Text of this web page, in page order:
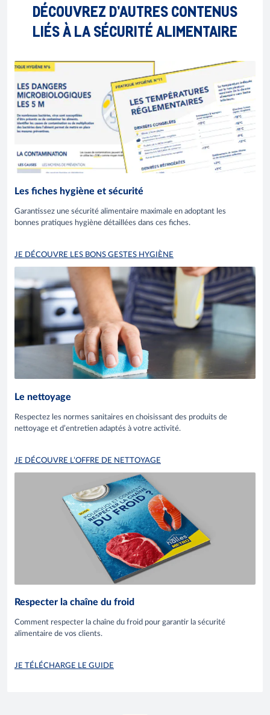
DÉCOUVREZ D’AUTRES CONTENUS
LIÉS À LA SÉCURITÉ ALIMENTAIRE
Les fiches hygiène et sécurité
Garantissez une sécurité alimentaire maximale en adoptant les
bonnes pratiques hygiène détaillées dans ces fiches.
JE DÉCOUVRE LES BONS GESTES HYGIÈNE
Le nettoyage
Respectez les normes sanitaires en choisissant des produits de
nettoyage et d’entretien adaptés à votre activité.
JE DÉCOUVRE L’OFFRE DE NETTOYAGE
Respecter la chaîne du froid
Comment respecter la chaîne du froid pour garantir la sécurité
alimentaire de vos clients.
JE TÉLÉCHARGE LE GUIDE